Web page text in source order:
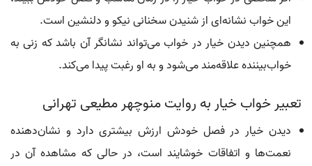
این خواب نشانه‌ای از شنیدن سخنانی نیکو و دلنشین است.
همچنین دیدن خیار در خواب می‌تواند نشانگر آن باشد که زنی به
خواب‌بیننده علاقه‌مند می‌شود و به او رغبت پیدا می‌کند.
تعبیر خواب خیار به روایت منوچهر مطیعی تهرانی
دیدن خیار در فصل خودش ارزش بیشتری دارد و نشان‌دهنده
نعمت‌ها و اتفاقات خوشایند است، در حالی که مشاهده آن در